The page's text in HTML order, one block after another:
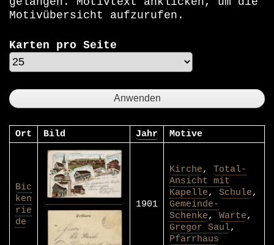
Motivübersicht aufzurufen.
Karten pro Seite
Ort Bild Jahr Motive
Bic
ken
rie
de
1901
Kirche, Total-
Ansicht mit
Kapelle, Schule,
Gemeinde-
Schenke, Warte,
Gregor Saul,
Pfarrhaus